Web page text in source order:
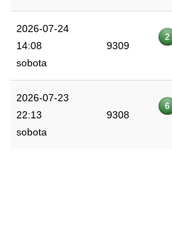
2026-07-24
14:08
sobota
9309
2
2026-07-23
22:13
sobota
9308
6